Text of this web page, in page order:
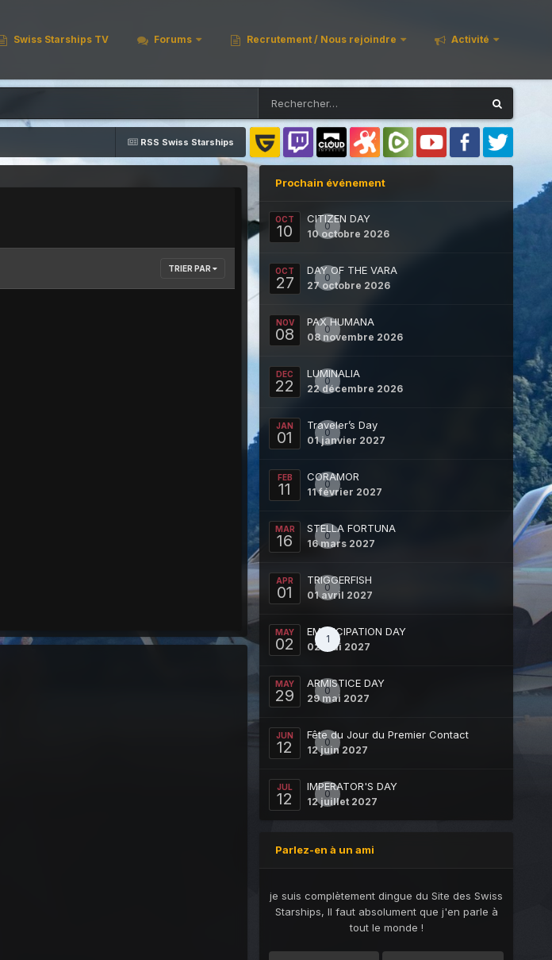
Swiss Starships TV Forums Recrutement / Nous rejoindre Activité
RSS Swiss Starships
TRIER PAR
Prochain événement
OCT
10 0
CITIZEN DAY
10 octobre 2026
OCT
27 0
DAY OF THE VARA
27 octobre 2026
NOV
08 0
PAX HUMANA
08 novembre 2026
DEC
22 0
LUMINALIA
22 décembre 2026
JAN
01 0
Traveler’s Day
01 janvier 2027
FEB
11 0
CORAMOR
11 février 2027
MAR
16 0
STELLA FORTUNA
16 mars 2027
APR
01 0
TRIGGERFISH
01 avril 2027
MAY
02 1
EMANCIPATION DAY
02 mai 2027
MAY
29 0
ARMISTICE DAY
29 mai 2027
JUN
12 0
Fête du Jour du Premier Contact
12 juin 2027
JUL
12 0
IMPERATOR'S DAY
12 juillet 2027
Parlez-en à un ami
je suis complètement dingue du Site des Swiss
Starships, Il faut absolument que j'en parle à
tout le monde !